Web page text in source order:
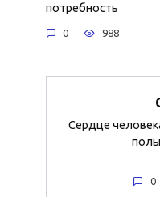
потребность
0 988
Сердце
0